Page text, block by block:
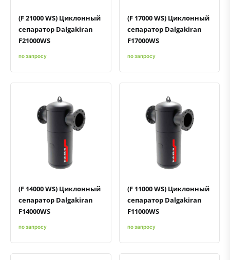
(F 21000 WS) Циклонный
сепаратор Dalgakiran
F21000WS
по запросу
(F 17000 WS) Циклонный
сепаратор Dalgakiran
F17000WS
по запросу
Быстрый просмотрДобавить к сравнению
(F 14000 WS) Циклонный
сепаратор Dalgakiran
F14000WS
по запросу
Быстрый просмотрДобавить к сравнению
(F 11000 WS) Циклонный
сепаратор Dalgakiran
F11000WS
по запросу